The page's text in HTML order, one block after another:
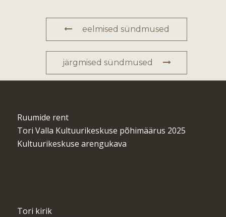
eelmised sündmused
järgmised sündmused
Ruumide rent
Tori Valla Kultuurikeskuse põhimäärus 2025
Kultuurikeskuse arengukava
Tori kirik